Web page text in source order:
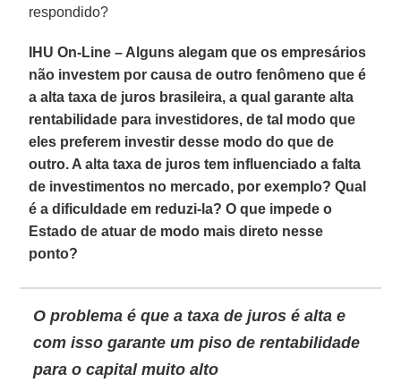
respondido?
IHU On-Line – Alguns alegam que os empresários
não investem por causa de outro fenômeno que é
a alta taxa de juros brasileira, a qual garante alta
rentabilidade para investidores, de tal modo que
eles preferem investir desse modo do que de
outro. A alta taxa de juros tem influenciado a falta
de investimentos no mercado, por exemplo? Qual
é a dificuldade em reduzi-la? O que impede o
Estado de atuar de modo mais direto nesse
ponto?
O problema é que a taxa de juros é alta e
com isso garante um piso de rentabilidade
para o capital muito alto